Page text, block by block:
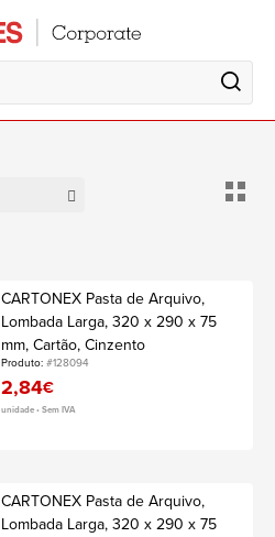
CARTONEX Pasta de Arquivo,
Lombada Larga, 320 x 290 x 75
mm, Cartão, Cinzento
Produto:#128094
2,84€
unidade • Sem IVA
CARTONEX Pasta de Arquivo,
Lombada Larga, 320 x 290 x 75